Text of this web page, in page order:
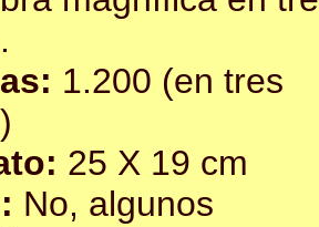
1.200 (en tres
25 X 19 cm
No, algunos